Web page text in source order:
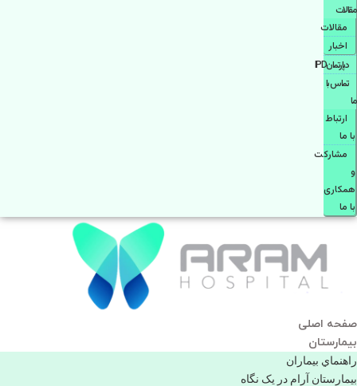
مقالات
مقالات
اخبار
دپارتمانIPD
تماس با
ما
ارتباط
با ما
مشاركت
و
همكاری
با ما
صفحه اصلی
بيمارستان
راهنماي بیماران
بیمارستان آرام در یک نگاه